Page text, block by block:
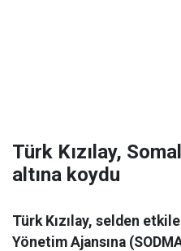
Türk Kızılay,
altına koydu
Türk Kızılay, selden
Yönetim Ajansına